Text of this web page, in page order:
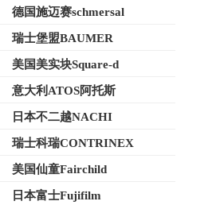
德国施迈赛schmersal
瑞士堡盟BAUMER
美国美实块Square-d
意大利ATOS阿托斯
日本不二越NACHI
瑞士科瑞CONTRINEX
美国仙童Fairchild
日本富士Fujifilm